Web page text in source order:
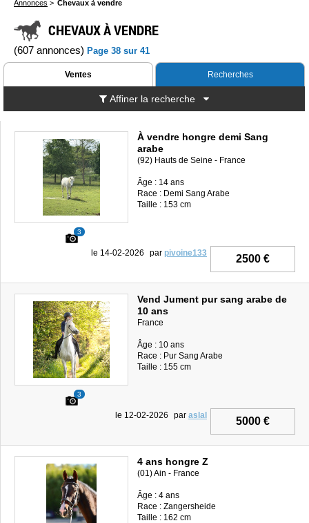
Annonces > Chevaux à vendre
CHEVAUX À VENDRE
(607 annonces) Page 38 sur 41
Ventes Recherches
Affiner la recherche
3
À vendre hongre demi Sang
arabe
(92) Hauts de Seine - France
Âge : 14 ans
Race : Demi Sang Arabe
Taille : 153 cm
2500 €
le 14-02-2026 par pivoine133
3
Vend Jument pur sang arabe de
10 ans
France
Âge : 10 ans
Race : Pur Sang Arabe
Taille : 155 cm
5000 €
le 12-02-2026 par aslal
4 ans hongre Z
(01) Ain - France
Âge : 4 ans
Race : Zangersheide
Taille : 162 cm